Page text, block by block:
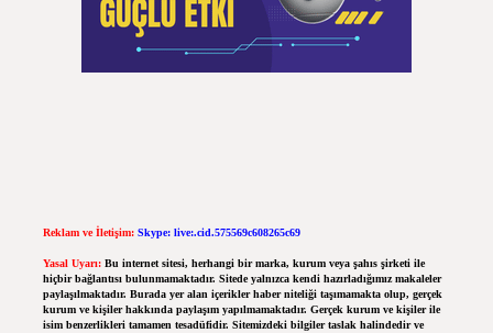
Reklam ve İletişim: Skype: live:.cid.575569c608265c69
Yasal Uyarı: Bu internet sitesi, herhangi bir marka, kurum veya şahıs şirketi ile
hiçbir bağlantısı bulunmamaktadır. Sitede yalnızca kendi hazırladığımız makaleler
paylaşılmaktadır. Burada yer alan içerikler haber niteliği taşımamakta olup, gerçek
kurum ve kişiler hakkında paylaşım yapılmamaktadır. Gerçek kurum ve kişiler ile
isim benzerlikleri tamamen tesadüfidir. Sitemizdeki bilgiler taslak halindedir ve